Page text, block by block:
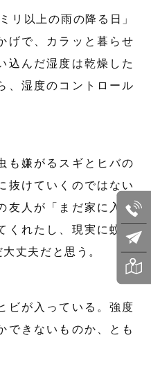
リ以上の雨の降る日」
げで、カラッと暮らせ
込んだ湿度は乾燥した
、湿度のコントロール
も嫌がるスギとヒバの
抜けていくのではない
友人が「まだ家に入る
くれたし、現実に蚊は
丈夫だと思う。
ビが入っている。強度
できないものか、とも